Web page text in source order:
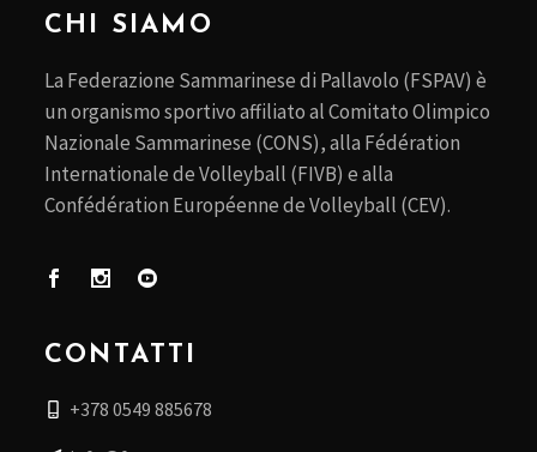
CHI SIAMO
La Federazione Sammarinese di Pallavolo (FSPAV) è
un organismo sportivo affiliato al Comitato Olimpico
Nazionale Sammarinese (CONS), alla Fédération
Internationale de Volleyball (FIVB) e alla
Confédération Européenne de Volleyball (CEV).
CONTATTI
+378 0549 885678